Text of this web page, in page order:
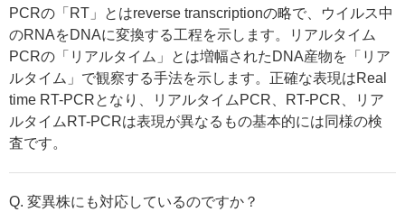
PCRの「RT」とはreverse transcriptionの略で、ウイルス中
のRNAをDNAに変換する工程を示します。リアルタイム
PCRの「リアルタイム」とは増幅されたDNA産物を「リア
ルタイム」で観察する手法を示します。正確な表現はReal
time RT-PCRとなり、リアルタイムPCR、RT-PCR、リア
ルタイムRT-PCRは表現が異なるもの基本的には同様の検
査です。
Q. 変異株にも対応しているのですか？